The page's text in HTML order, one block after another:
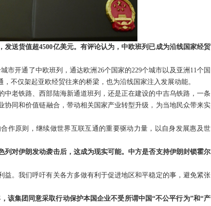
送货值超4500亿美元。有评论认为，中欧班列已成为沿线国家经贸
市开通了中欧班列，通达欧洲26个国家的229个城市以及亚洲11个国
不仅架起亚欧经贸往来的桥梁，也为沿线国家注入发展动能。
老铁路、西部陆海新通道班列，还是正在建设的中吉乌铁路，一条
同和价值链融合，带动相关国家产业转型升级，为当地民众带来实
作原则，继续做世界互联互通的重要驱动力量，以自身发展惠及世
对伊朗发动袭击后，这成为现实可能。中方是否支持伊朗封锁霍尔
。我们呼吁有关各方多做有利于促进地区和平稳定的事，避免紧张
该集团同意采取行动保护本国企业不受所谓中国“不公平行为”和“产